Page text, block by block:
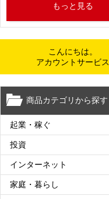
もっと見る
こんにちは。
アカウントサービス
商品カテゴリから探す
起業・稼ぐ
投資
インターネット
家庭・暮らし